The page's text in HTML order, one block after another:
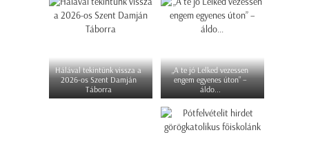
Hálával tekintünk vissza a
2026-os Szent Damján
Táborra
„A te jó Lelked vezessen
engem egyenes úton” –
áldo...